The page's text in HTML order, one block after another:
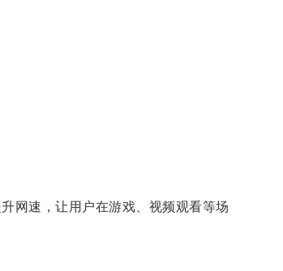
网速，让用户在游戏、视频观看等场